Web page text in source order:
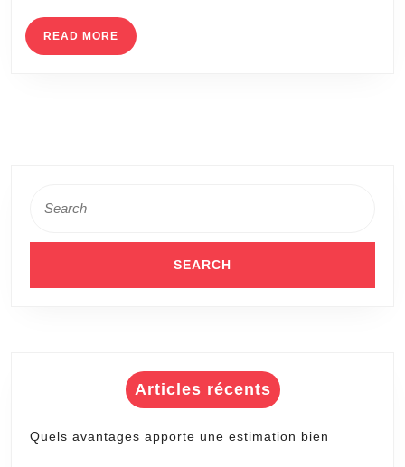
READ MORE READ
MORE
for:
Articles récents
Quels avantages apporte une estimation bien